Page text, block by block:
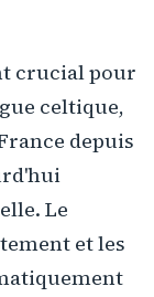
crucial pour
celtique,
depuis
Le
et les